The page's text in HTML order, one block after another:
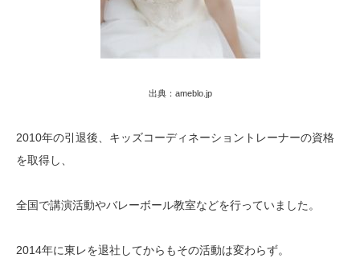
出典：ameblo.jp
2010年の引退後、キッズコーディネーショントレーナーの資格
を取得し、
全国で講演活動やバレーボール教室などを行っていました。
2014年に東レを退社してからもその活動は変わらず。